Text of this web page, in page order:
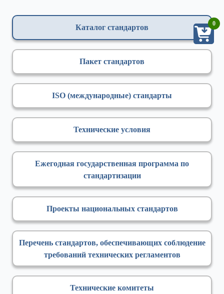
Каталог стандартов
Пакет стандартов
ISO (международные) стандарты
Технические условия
Ежегодная государственная программа по
стандартизации
Проекты национальных стандартов
Перечень стандартов, обеспечивающих соблюдение
требований технических регламентов
Технические комитеты
0